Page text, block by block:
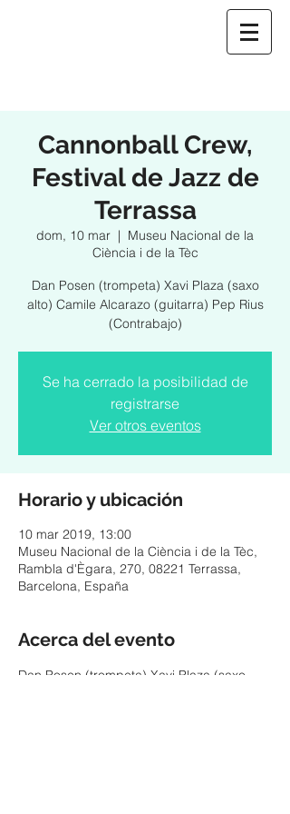
Cannonball Crew,
Festival de Jazz de
Terrassa
dom, 10 mar
  |
Museu Nacional de la
Ciència i de la Tèc
Dan Posen (trompeta) Xavi Plaza (saxo
alto) Camile Alcarazo (guitarra) Pep Rius
(Contrabajo)
Se ha cerrado la posibilidad de
registrarse
Ver otros eventos
Horario y ubicación
10 mar 2019, 13:00
Museu Nacional de la Ciència i de la Tèc,
Rambla d'Ègara, 270, 08221 Terrassa,
Barcelona, España
Acerca del evento
Dan Posen (trompeta) Xavi Plaza (saxo